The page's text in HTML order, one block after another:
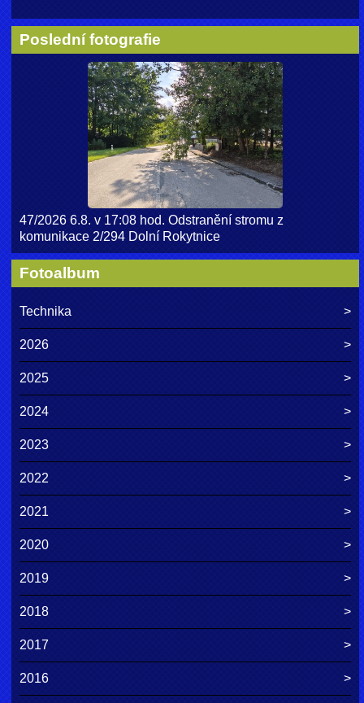
Poslední fotografie
47/2026 6.8. v 17:08 hod. Odstranění stromu z
komunikace 2/294 Dolní Rokytnice
Fotoalbum
Technika
2026
2025
2024
2023
2022
2021
2020
2019
2018
2017
2016